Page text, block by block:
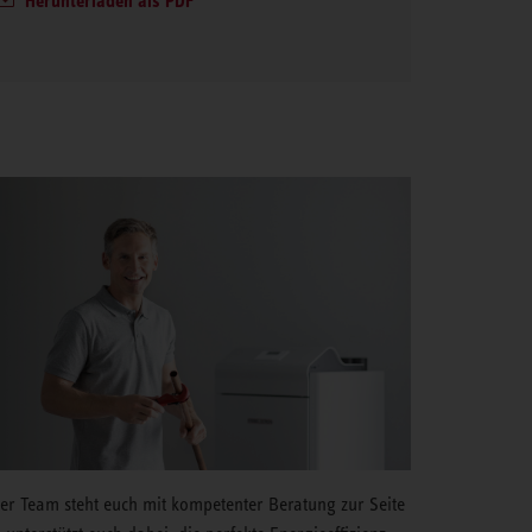
Team steht euch mit kompetenter Beratung zur Seite